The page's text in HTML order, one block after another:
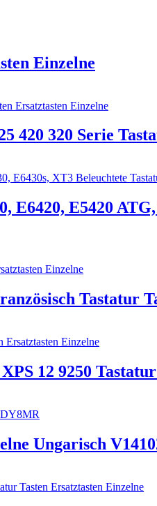
Einzelne
420 320 Serie
E6420, E5420
Tastatur
12 9250
Ungarisch